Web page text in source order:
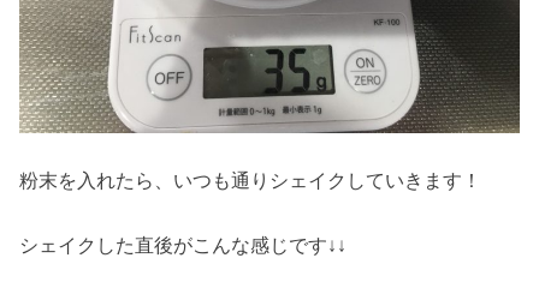
粉末を入れたら、いつも通りシェイクしていきます！
シェイクした直後がこんな感じです↓↓